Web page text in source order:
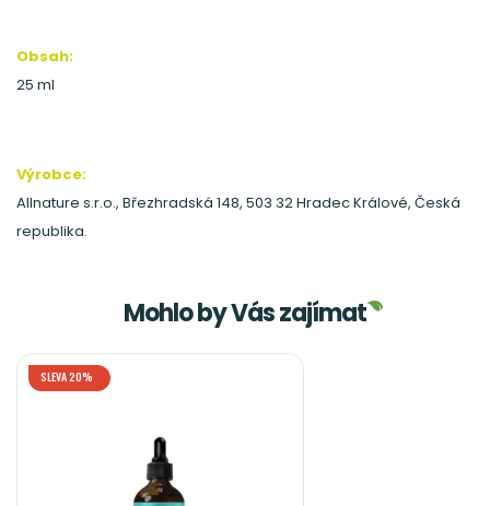
Obsah:
25 ml
Výrobce:
Allnature s.r.o., Březhradská 148, 503 32 Hradec Králové, Česká
republika.
Mohlo by Vás zajímat
SLEVA 20%